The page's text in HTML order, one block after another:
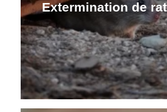
Extermination de